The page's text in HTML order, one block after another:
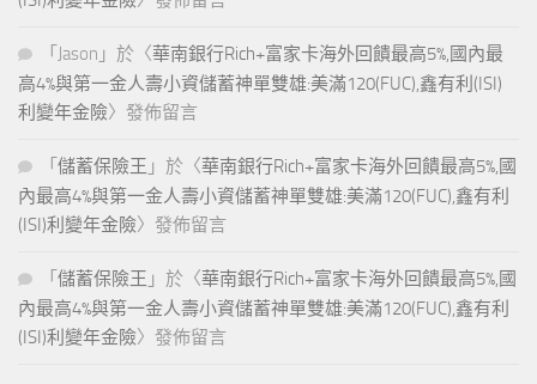
「 Jason 」於〈華南銀行Rich+富家卡海外回饋最高5%,國內最
高4%與第一金人壽小資儲蓄神單雙雄:美滿120(FUC),鑫有利(ISI)
利變年金險〉發佈留言
「 儲蓄保險王 」於〈華南銀行Rich+富家卡海外回饋最高5%,國
內最高4%與第一金人壽小資儲蓄神單雙雄:美滿120(FUC),鑫有利
(ISI)利變年金險〉發佈留言
「 儲蓄保險王 」於〈華南銀行Rich+富家卡海外回饋最高5%,國
內最高4%與第一金人壽小資儲蓄神單雙雄:美滿120(FUC),鑫有利
(ISI)利變年金險〉發佈留言